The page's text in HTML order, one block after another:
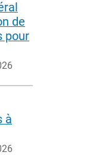
de
pour
à